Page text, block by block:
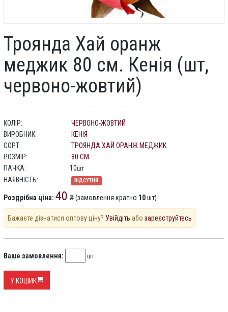
Троянда Хай оранж
меджик 80 см. Кенія (шт,
червоно-жовтий)
КОЛІР:
ЧЕРВОНО-ЖОВТИЙ
ВИРОБНИК:
КЕНІЯ
СОРТ:
ТРОЯНДА ХАЙ ОРАНЖ МЕДЖИК
РОЗМІР:
80 СМ
ПАЧКА:
10шт
НАЯВНІСТЬ: ВІДСУТНЯ
Роздрібна ціна: 40 ₴ (замовлення кратно 10шт)
Бажаєте дізнатися оптову ціну? Увійдіть або зареєструйтесь
Ваше замовлення: шт.
У КОШИК